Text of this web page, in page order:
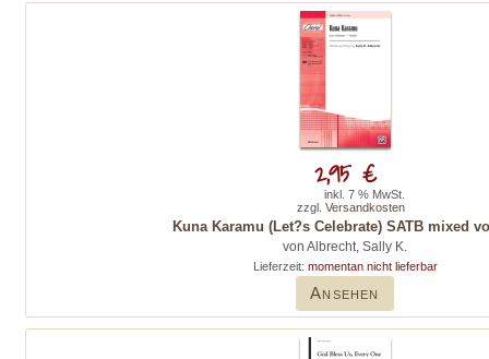
Kuna Karamu (Let?s Celebrate) SATB mixed
von Albrecht, Sally K.
Lieferzeit: momentan nicht lieferbar
Ansehen
2,95 €
inkl. 7 % MwSt.
zzgl. Versandkosten